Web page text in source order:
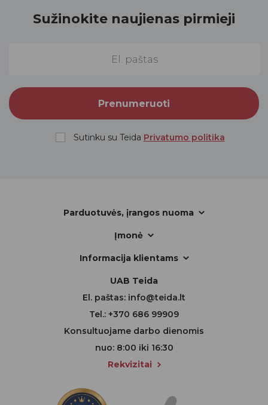
Sužinokite naujienas pirmieji
Sutinku su Teida Privatumo politika
Parduotuvės, įrangos nuoma
Įmonė
Informacija klientams
UAB Teida
El. paštas: info@teida.lt
Tel.: +370 686 99909
Konsultuojame darbo dienomis
nuo: 8:00 iki 16:30
Rekvizitai